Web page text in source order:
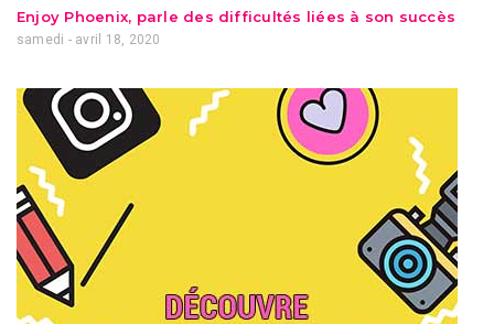
Enjoy Phoenix, parle des difficultés liées à son succès
samedi - avril 18, 2020